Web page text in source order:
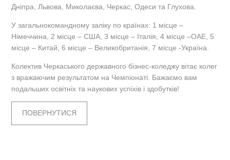
Дніпра, Львова, Миколаєва, Черкас, Одеси та Глухова.
У загальнокомандному заліку по країнах: 1 місце –
Німеччина, 2 місце – США, 3 місце – Італія, 4 місце –ОАЕ, 5
місце – Китай, 6 місце – Великобританія, 7 місце -Україна.
Колектив Черкаського державного бізнес-коледжу вітає колег
з вражаючим результатом на Чемпіонаті. Бажаємо вам
подальших освітніх та наукових успіхів і здобутків!
ПОВЕРНУТИСЯ